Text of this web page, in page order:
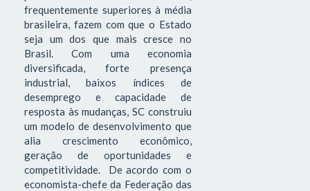
frequentemente superiores à média
brasileira, fazem com que o Estado
seja um dos que mais cresce no
Brasil. Com uma economia
diversificada, forte presença
industrial, baixos índices de
desemprego e capacidade de
resposta às mudanças, SC construiu
um modelo de desenvolvimento que
alia crescimento econômico,
geração de oportunidades e
competitividade. De acordo com o
economista-chefe da Federação das